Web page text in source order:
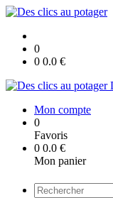
0
0 0.0 €
Mon compte
0
Favoris
0 0.0 €
Mon panier